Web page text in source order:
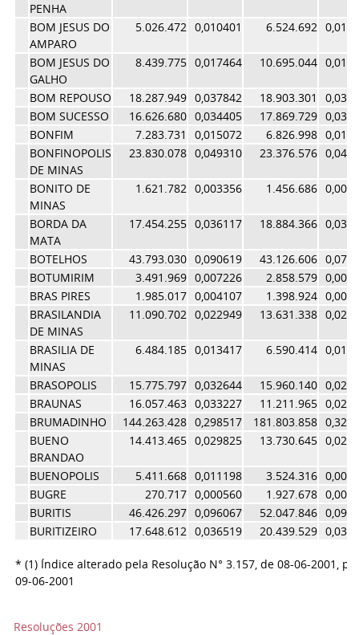
PENHA
BOM JESUS DO
AMPARO
5.026.472 0,010401 6.524.692
BOM JESUS DO
GALHO
8.439.775 0,017464 10.695.044
BOM REPOUSO 18.287.949 0,037842 18.903.301
BOM SUCESSO
16.626.680 0,034405 17.869.729
BONFIM
7.283.731 0,015072 6.826.998
BONFINOPOLIS
DE MINAS
23.830.078 0,049310 23.376.576
BONITO DE
MINAS
1.621.782 0,003356 1.456.686
BORDA DA
MATA
17.454.255 0,036117 18.884.366
BOTELHOS 43.793.030 0,090619 43.126.606
BOTUMIRIM
3.491.969 0,007226 2.858.579
BRAS PIRES
1.985.017 0,004107 1.398.924
BRASILANDIA
DE MINAS
11.090.702 0,022949 13.631.338
BRASILIA DE
MINAS
6.484.185 0,013417 6.590.414
BRASOPOLIS 15.775.797 0,032644 15.960.140
BRAUNAS
16.057.463 0,033227 11.211.965
BRUMADINHO
144.263.428 0,298517 181.803.858
BUENO
BRANDAO
14.413.465 0,029825 13.730.645
BUENOPOLIS 5.411.668 0,011198 3.524.316
BUGRE
270.717 0,000560 1.927.678
BURITIS
46.426.297 0,096067 52.047.846
BURITIZEIRO
17.648.612 0,036519 20.439.529
* (1) Índice alterado pela Resolução N° 3.157, de 08-06-2001,
09-06-2001
Resoluções 2001